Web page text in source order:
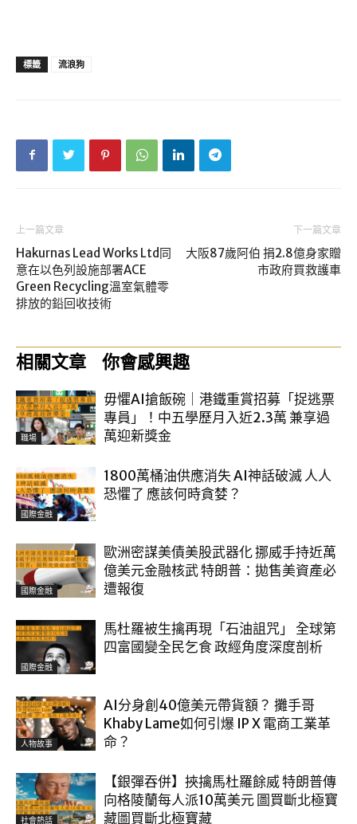
標籤 流浪狗
上一篇文章
Hakurnas Lead Works Ltd同
意在以色列設施部署ACE
Green Recycling溫室氣體零
排放的鉛回收技術
下一篇文章
大阪87歲阿伯 捐2.8億身家贈
市政府買救護車
相關文章 你會感興趣
職場
毋懼AI搶飯碗｜港鐵重賞招募「捉逃票
專員」！中五學歷月入近2.3萬 兼享過
萬迎新獎金
國際金融
1800萬桶油供應消失 AI神話破滅 人人
恐懼了 應該何時貪婪？
國際金融
歐洲密謀美債美股武器化 挪威手持近萬
億美元金融核武 特朗普：拋售美資產必
遭報復
國際金融
馬杜羅被生擒再現「石油詛咒」 全球第
四富國變全民乞食 政經角度深度剖析
人物故事
AI分身創40億美元帶貨額？ 攤手哥
Khaby Lame如何引爆 IP X 電商工業革
命？
社會熱話
【銀彈吞併】挾擒馬杜羅餘威 特朗普傳
向格陵蘭每人派10萬美元 圖買斷北極寶
藏圖買斷北極寶藏